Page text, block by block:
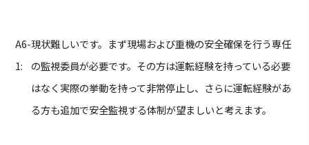
A6-
1:
現状難しいです。まず現場および重機の安全確保を行う専任
の監視委員が必要です。その方は運転経験を持っている必要
はなく実際の挙動を持って非常停止し、さらに運転経験があ
る方も追加で安全監視する体制が望ましいと考えます。